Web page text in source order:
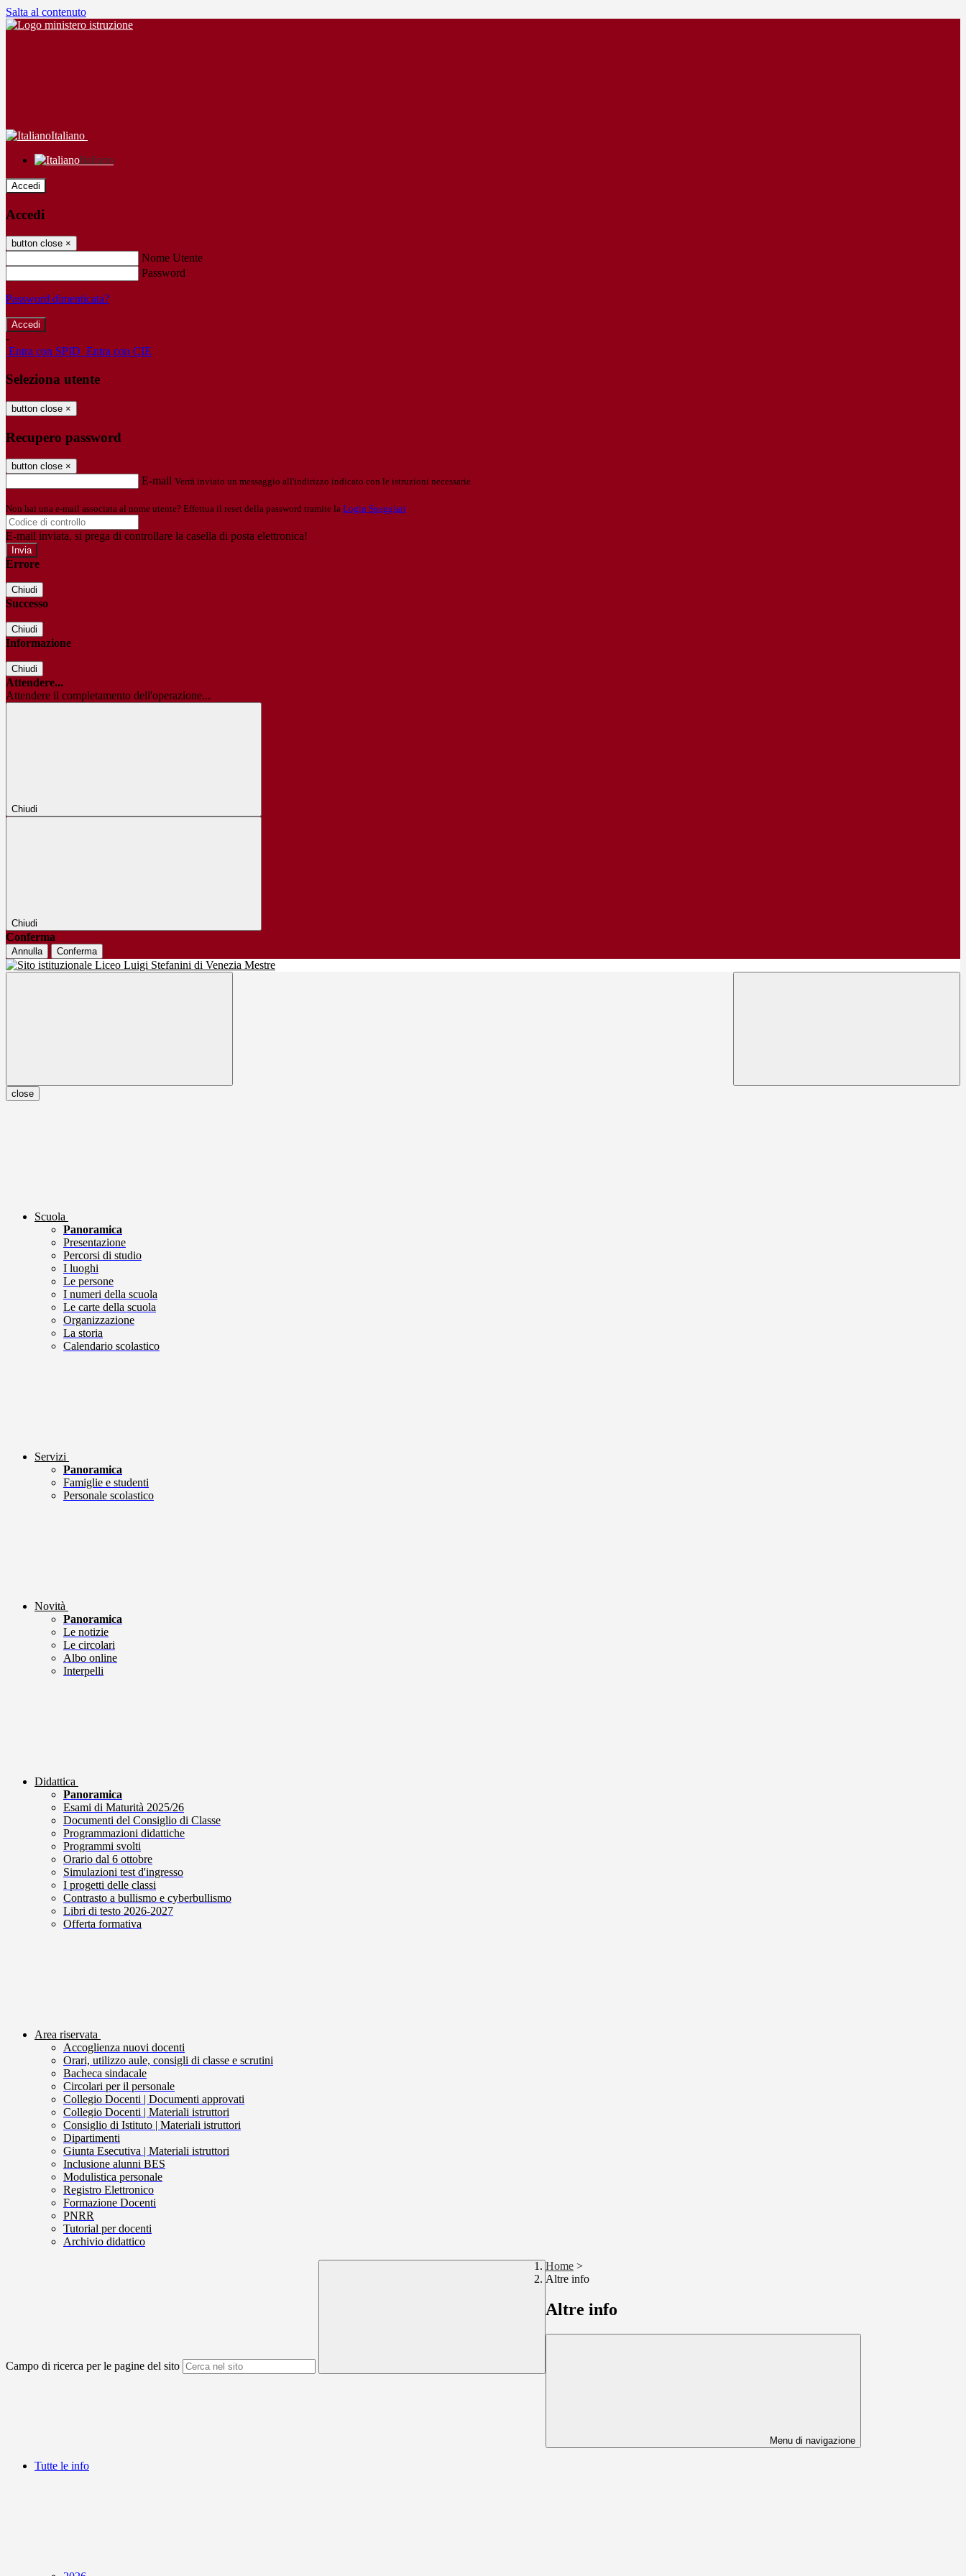
Salta al contenuto
Italiano
Italiano
Accedi
Accedi
button close ×
Nome Utente
Password
Password dimenticata?
-
Entra con SPID Entra con CIE
Seleziona utente
button close ×
Recupero password
button close ×
E-mail Verrà inviato un messaggio all'indirizzo indicato con le istruzioni necessarie.
Non hai una e-mail associata al nome utente? Effettua il reset della password tramite la Login Spaggiari
E-mail inviata, si prega di controllare la casella di posta elettronica!
Errore
Chiudi
Successo
Chiudi
Informazione
Chiudi
Attendere...
Attendere il completamento dell'operazione...
Chiudi
Chiudi
Conferma
Annulla Conferma
close
Scuola
Panoramica
Presentazione
Percorsi di studio
I luoghi
Le persone
I numeri della scuola
Le carte della scuola
Organizzazione
La storia
Calendario scolastico
Servizi
Panoramica
Famiglie e studenti
Personale scolastico
Novità
Panoramica
Le notizie
Le circolari
Albo online
Interpelli
Didattica
Panoramica
Esami di Maturità 2025/26
Documenti del Consiglio di Classe
Programmazioni didattiche
Programmi svolti
Orario dal 6 ottobre
Simulazioni test d'ingresso
I progetti delle classi
Contrasto a bullismo e cyberbullismo
Libri di testo 2026-2027
Offerta formativa
Area riservata
Accoglienza nuovi docenti
Orari, utilizzo aule, consigli di classe e scrutini
Bacheca sindacale
Circolari per il personale
Collegio Docenti | Documenti approvati
Collegio Docenti | Materiali istruttori
Consiglio di Istituto | Materiali istruttori
Dipartimenti
Giunta Esecutiva | Materiali istruttori
Inclusione alunni BES
Modulistica personale
Registro Elettronico
Formazione Docenti
PNRR
Tutorial per docenti
Archivio didattico
Campo di ricerca per le pagine del sito
Home >
Altre info
Altre info
Menu di navigazione
Tutte le info